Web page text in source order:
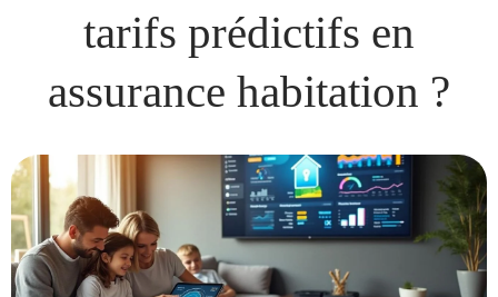
tarifs prédictifs en
assurance habitation ?